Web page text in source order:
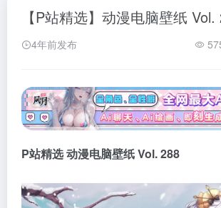
【P站精选】动漫电脑壁纸 Vol.
4年前发布
P站精选 动漫电脑壁纸 Vol. 288